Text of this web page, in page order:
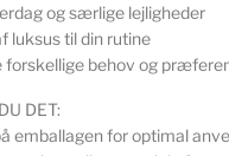
og særlige lejligheder
luksus til din rutine
forskellige behov og
DET:
emballagen for optimal